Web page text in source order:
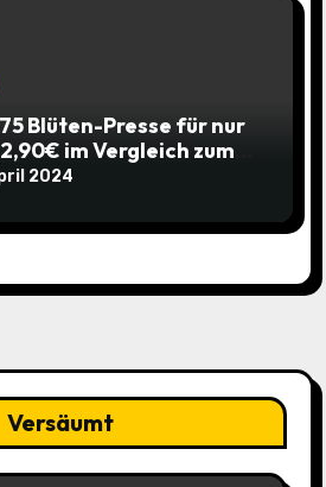
Blüten-Presse für nur
im Vergleich zum
2024
Versäumt